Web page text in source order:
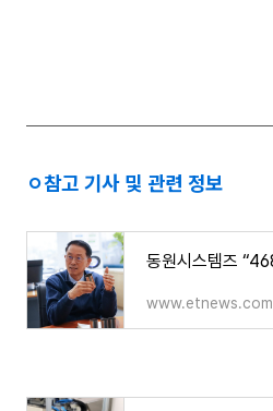
ㅇ참고 기사 및 관련 정보
www.etnews.com